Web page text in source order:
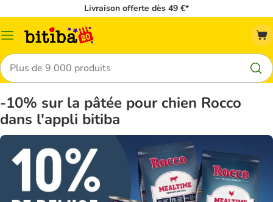
Livraison offerte dès 49 €*
Menu
Rechercher
-10% sur la pâtée pour chien Rocco
dans l'appli bitiba